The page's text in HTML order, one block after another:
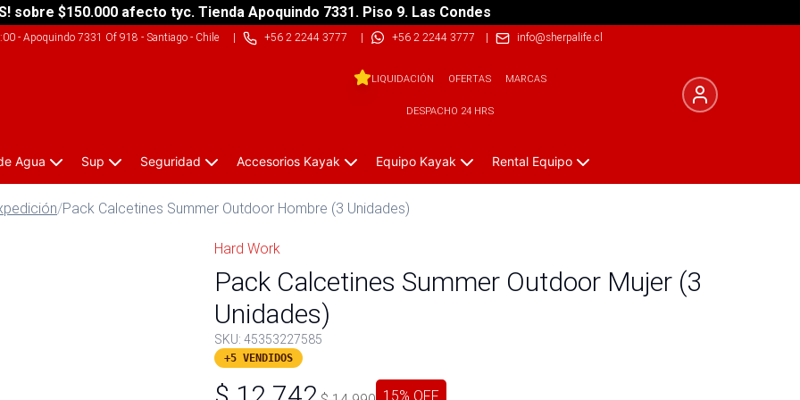
sobre $150.000 afecto tyc. Tienda Apoquindo 7331. Piso 9. Las Condes
- Apoquindo 7331 Of 918 - Santiago - Chile| +56 2 2244 3777 | +56 2 2244 3777 | info@sherpalife.cl
LIQUIDACIÓN OFERTAS MARCAS
DESPACHO 24 HRS
Agua Sup Seguridad Accesorios Kayak Equipo Kayak Rental Equipo
/Pack Calcetines Summer Outdoor Hombre (3 Unidades)
Hard Work
Pack Calcetines Summer Outdoor Mujer (3
Unidades)
SKU: 45353227585
+5 VENDIDOS
15% OFF